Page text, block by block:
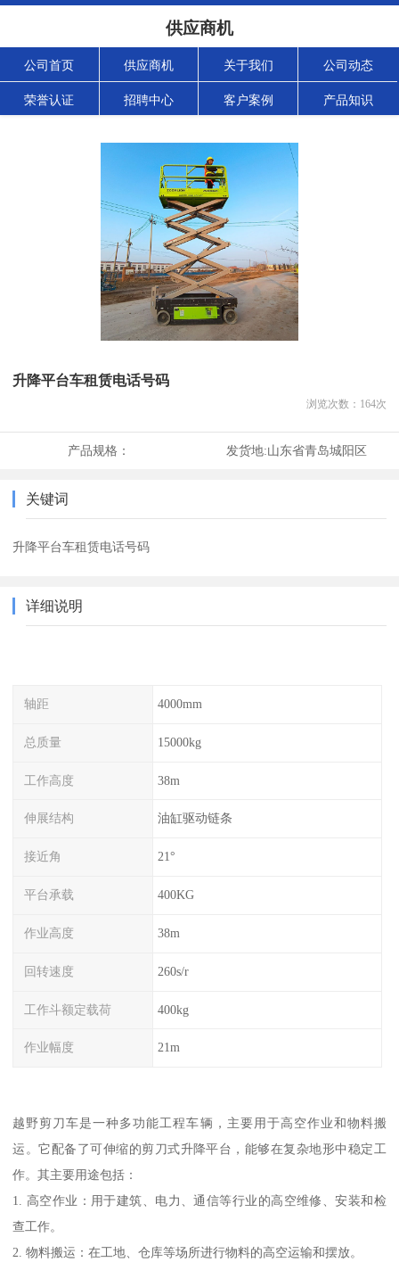
供应商机
公司首页 供应商机 关于我们 公司动态
荣誉认证 招聘中心 客户案例 产品知识
升降平台车租赁电话号码
浏览次数： 164次
产品规格： 发货地:山东省青岛城阳区
关键词
升降平台车租赁电话号码
详细说明
轴距 4000mm
总质量 15000kg
工作高度 38m
伸展结构 油缸驱动链条
接近角 21°
平台承载 400KG
作业高度 38m
回转速度 260s/r
工作斗额定载荷 400kg
作业幅度 21m
越野剪刀车是一种多功能工程车辆，主要用于高空作业和物料搬
运。它配备了可伸缩的剪刀式升降平台，能够在复杂地形中稳定工
作。其主要用途包括：
1. 高空作业：用于建筑、电力、通信等行业的高空维修、安装和检
查工作。
2. 物料搬运：在工地、仓库等场所进行物料的高空运输和摆放。